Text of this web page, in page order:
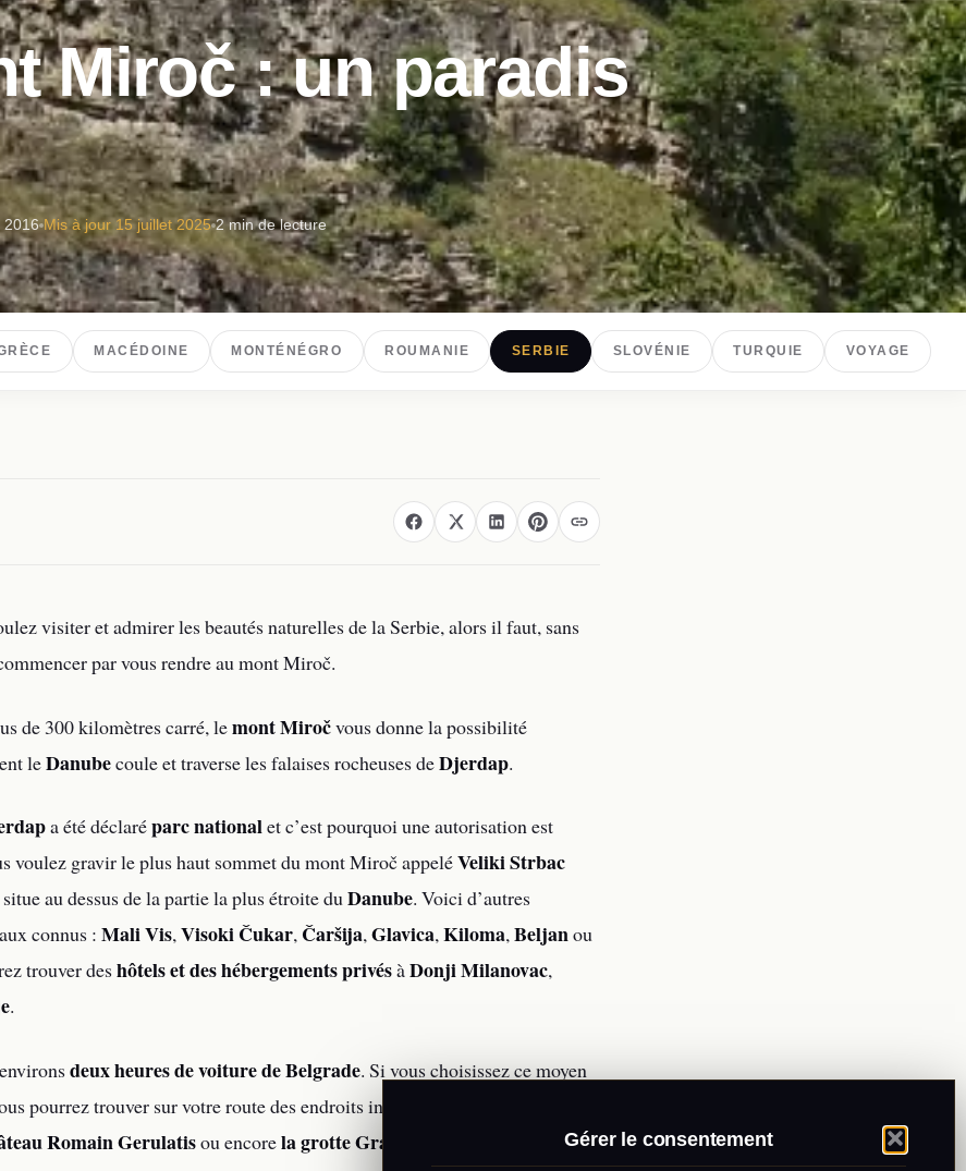
Gérer le consentement
Miroč : un paradis
2016 Mis à jour 15 juillet 2025 2 min de lecture
MACÉDOINE MONTÉNÉGRO ROUMANIE SERBIE SLOVÉNIE TURQUIE VOYAGE
visiter et admirer les beautés naturelles de la Serbie, alors il faut, sans
par vous rendre au mont Miroč.
de 300 kilomètres carré, lemont Miročvous donne la possibilité
leDanubecoule et traverse les falaises rocheuses deDjerdap.
a été déclaréparc nationalet c’est pourquoi une autorisation est
voulez gravir le plus haut sommet du mont Miroč appeléVeliki Strbac
au dessus de la partie la plus étroite duDanube. Voici d’autres
connus : Mali Vis,Visoki Čukar, Čaršija,Glavica,Kiloma,Beljanou
trouver deshôtels et des hébergements privésàDonji Milanovac,
.
deux heures de voiture de Belgrade. Si vous choisissez ce moyen
pourrez trouver sur votre route des endroits intéressants à visiter comme
Romain Gerulatisou encorela grotte Gradasnica